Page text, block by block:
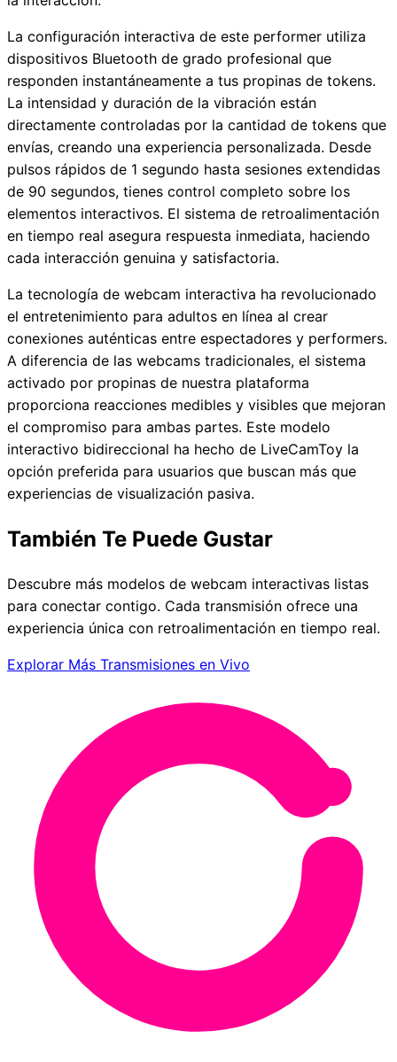
La configuración interactiva de este performer utiliza
dispositivos Bluetooth de grado profesional que
responden instantáneamente a tus propinas de tokens.
La intensidad y duración de la vibración están
directamente controladas por la cantidad de tokens que
envías, creando una experiencia personalizada. Desde
pulsos rápidos de 1 segundo hasta sesiones extendidas
de 90 segundos, tienes control completo sobre los
elementos interactivos. El sistema de retroalimentación
en tiempo real asegura respuesta inmediata, haciendo
cada interacción genuina y satisfactoria.
La tecnología de webcam interactiva ha revolucionado
el entretenimiento para adultos en línea al crear
conexiones auténticas entre espectadores y performers.
A diferencia de las webcams tradicionales, el sistema
activado por propinas de nuestra plataforma
proporciona reacciones medibles y visibles que mejoran
el compromiso para ambas partes. Este modelo
interactivo bidireccional ha hecho de LiveCamToy la
opción preferida para usuarios que buscan más que
experiencias de visualización pasiva.
También Te Puede Gustar
Descubre más modelos de webcam interactivas listas
para conectar contigo. Cada transmisión ofrece una
experiencia única con retroalimentación en tiempo real.
Explorar Más Transmisiones en Vivo